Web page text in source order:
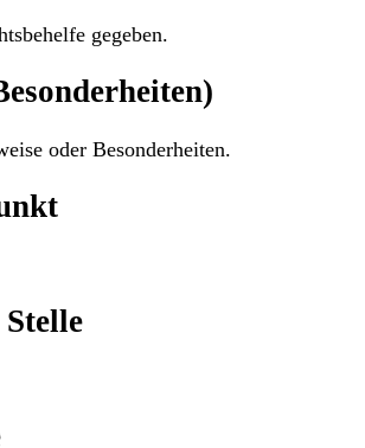
gegeben.
oder Besonderheiten.